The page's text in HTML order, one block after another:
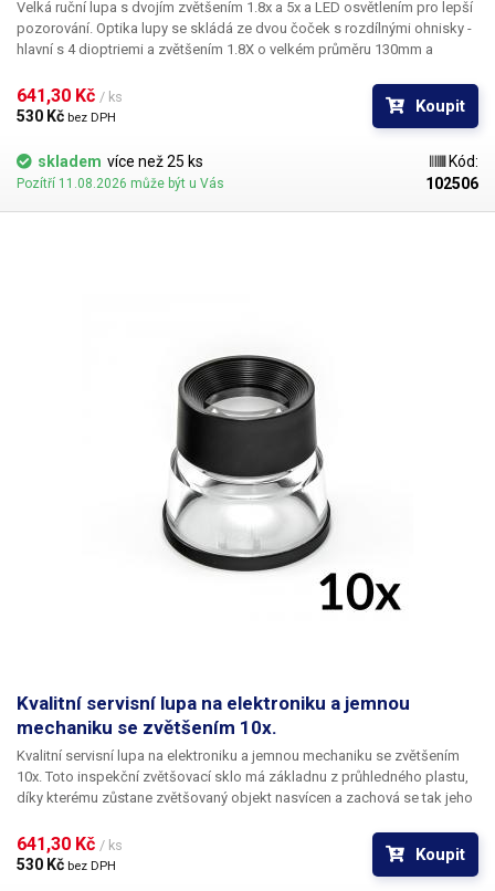
Velká ruční lupa s dvojím zvětšením 1.8x a 5x a LED osvětlením pro lepší
pozorování. Optika lupy se skládá ze dvou čoček s rozdílnými ohnisky -
hlavní s 4 dioptriemi a zvětšením 1.8X o velkém průměru 130mm a
která je umístěna uvnitř hlavní čočky poblíž rukojeti - viz obrázek. Lupy
jsou vyrobeny z tvrdého akrylátového skla (PMMA). Osvětlení
pozorovaného textu nebo předmětů zajišťuje 12 bílých LED diod,
umístěných rovnoměrně po obvodu čočky, ty jsou napájeny dvěma
tužkovými (AA) bateriemi v rukojeti. Baterie lupu vyvažují, takže se
nebo klasických textů pro seniory. Velikostí hlavní čočky 130mm v
641,30 Kč / ks
530 Kč bez DPH
Koupit
skladem více než 25 ks
Pozítří 11.08.2026 může být u Vás
Kód:
102506
Kvalitní servisní lupa na elektroniku a jemnou
mechaniku se zvětšením 10x.
Kvalitní servisní lupa na elektroniku a jemnou mechaniku se zvětšením
10x.
díky kterému zůstane zvětšovaný objekt nasvícen a zachová se tak jeho
při výrobě desek s plošnými spoji, ke kontrole navrtaných děr i optické
revizi látek, vodivosti PCB, ke čtení názvu integrovaných obvodů,
paměťových modulů a BGA čipů, servisu drobné mechaniky -
641,30 Kč / ks
530 Kč bez DPH
Koupit